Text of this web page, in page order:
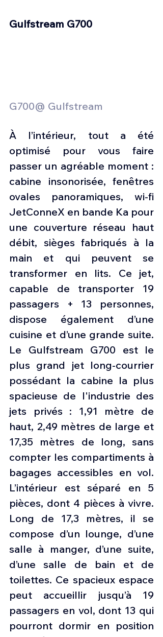
Gulfstream G700
G700@ Gulfstream
À l’intérieur, tout a été
optimisé pour vous faire
passer un agréable moment :
cabine insonorisée, fenêtres
ovales panoramiques, wi-fi
JetConneX en bande Ka pour
une couverture réseau haut
débit, sièges fabriqués à la
main et qui peuvent se
transformer en lits. Ce jet,
capable de transporter 19
passagers + 13 personnes,
dispose également d’une
cuisine et d’une grande suite.
Le Gulfstream G700 est le
plus grand jet long-courrier
possédant la cabine la plus
spacieuse de l'industrie des
jets privés : 1,91 mètre de
haut, 2,49 mètres de large et
17,35 mètres de long, sans
compter les compartiments à
bagages accessibles en vol.
L’intérieur est séparé en 5
pièces, dont 4 pièces à vivre.
Long de 17,3 mètres, il se
compose d’un lounge, d’une
salle à manger, d’une suite,
d’une salle de bain et de
toilettes. Ce spacieux espace
peut accueillir jusqu’à 19
passagers en vol, dont 13 qui
pourront dormir en position